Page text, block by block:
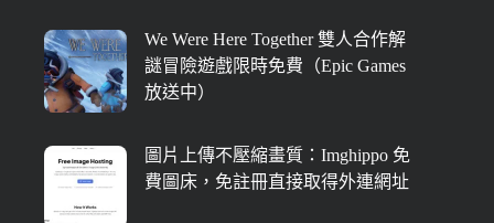
We Were Here Together 雙人合作解
謎冒險遊戲限時免費（Epic Games
放送中）
圖片上傳不壓縮畫質：Imghippo 免
費圖床，免註冊直接取得外連網址